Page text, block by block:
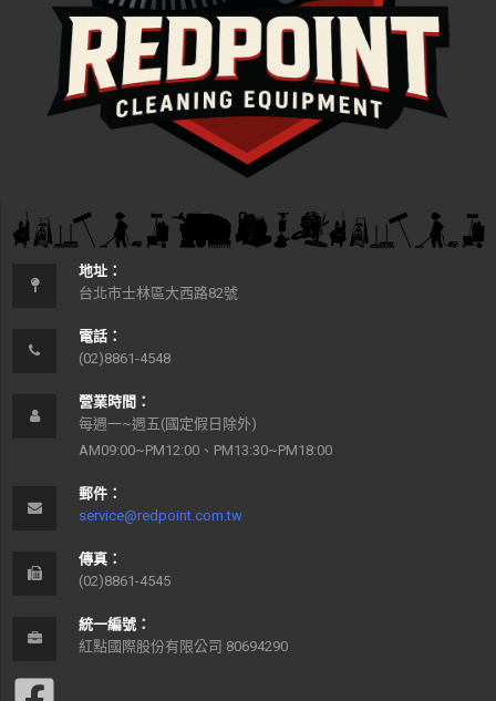
地址：
台北市士林區大西路82號
電話：
(02)8861-4548
營業時間：
每週一~週五(國定假日除外)
AM09:00~PM12:00、PM13:30~PM18:00
郵件：
service@redpoint.com.tw
傳真：
(02)8861-4545
統一編號：
紅點國際股份有限公司 80694290